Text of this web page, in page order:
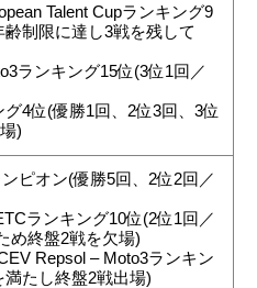
Talent Cupランキング9
制限に達し3戦を残して
ランキング15位(3位1回／
4位(優勝1回、2位3回、3位
)
ピオン(優勝5回、2位2回／
ランキング10位(2位1回／
め終盤2戦を欠場)
Repsol – Moto3ランキン
たし終盤2戦出場)